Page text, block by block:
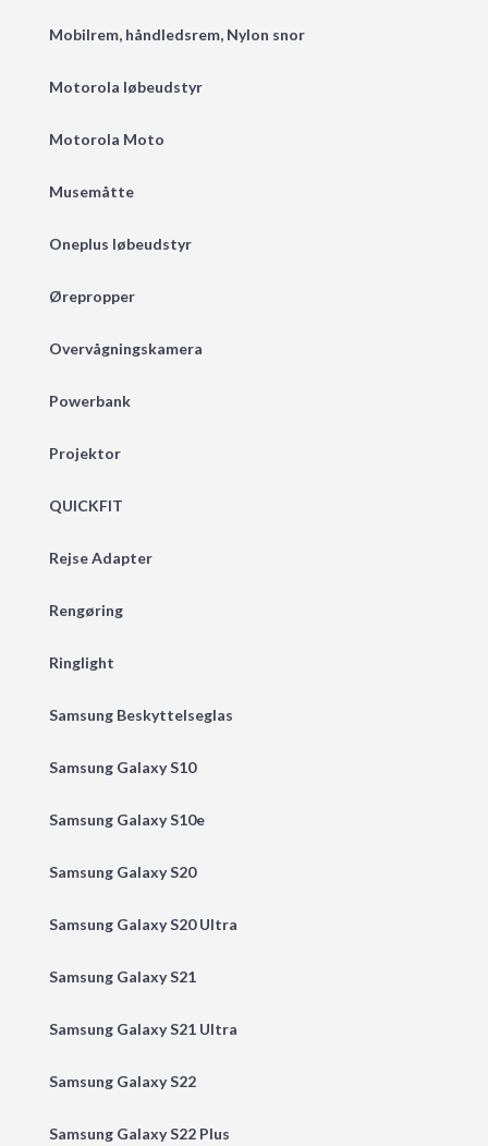
Mobilrem, håndledsrem, Nylon snor
Motorola løbeudstyr
Motorola Moto
Musemåtte
Oneplus løbeudstyr
Ørepropper
Overvågningskamera
Powerbank
Projektor
QUICKFIT
Rejse Adapter
Rengøring
Ringlight
Samsung Beskyttelseglas
Samsung Galaxy S10
Samsung Galaxy S10e
Samsung Galaxy S20
Samsung Galaxy S20 Ultra
Samsung Galaxy S21
Samsung Galaxy S21 Ultra
Samsung Galaxy S22
Samsung Galaxy S22 Plus